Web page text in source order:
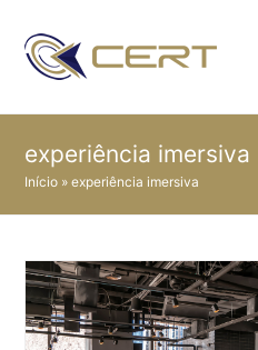
experiência imersiva
Início »experiência imersiva